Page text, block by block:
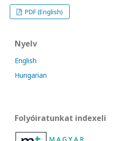
PDF (English)
Nyelv
English
Hungarian
Folyóiratunkat indexeli